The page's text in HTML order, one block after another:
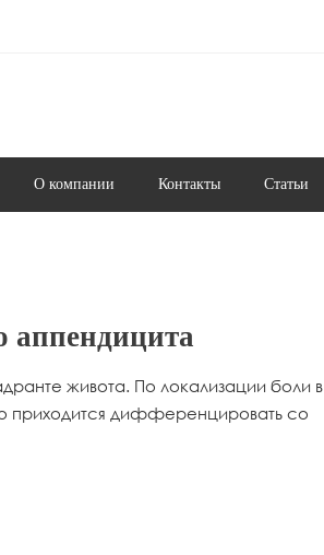
О компании Контакты Статьи
аппендицита
живота. По локализации боли в
приходится дифференцировать со